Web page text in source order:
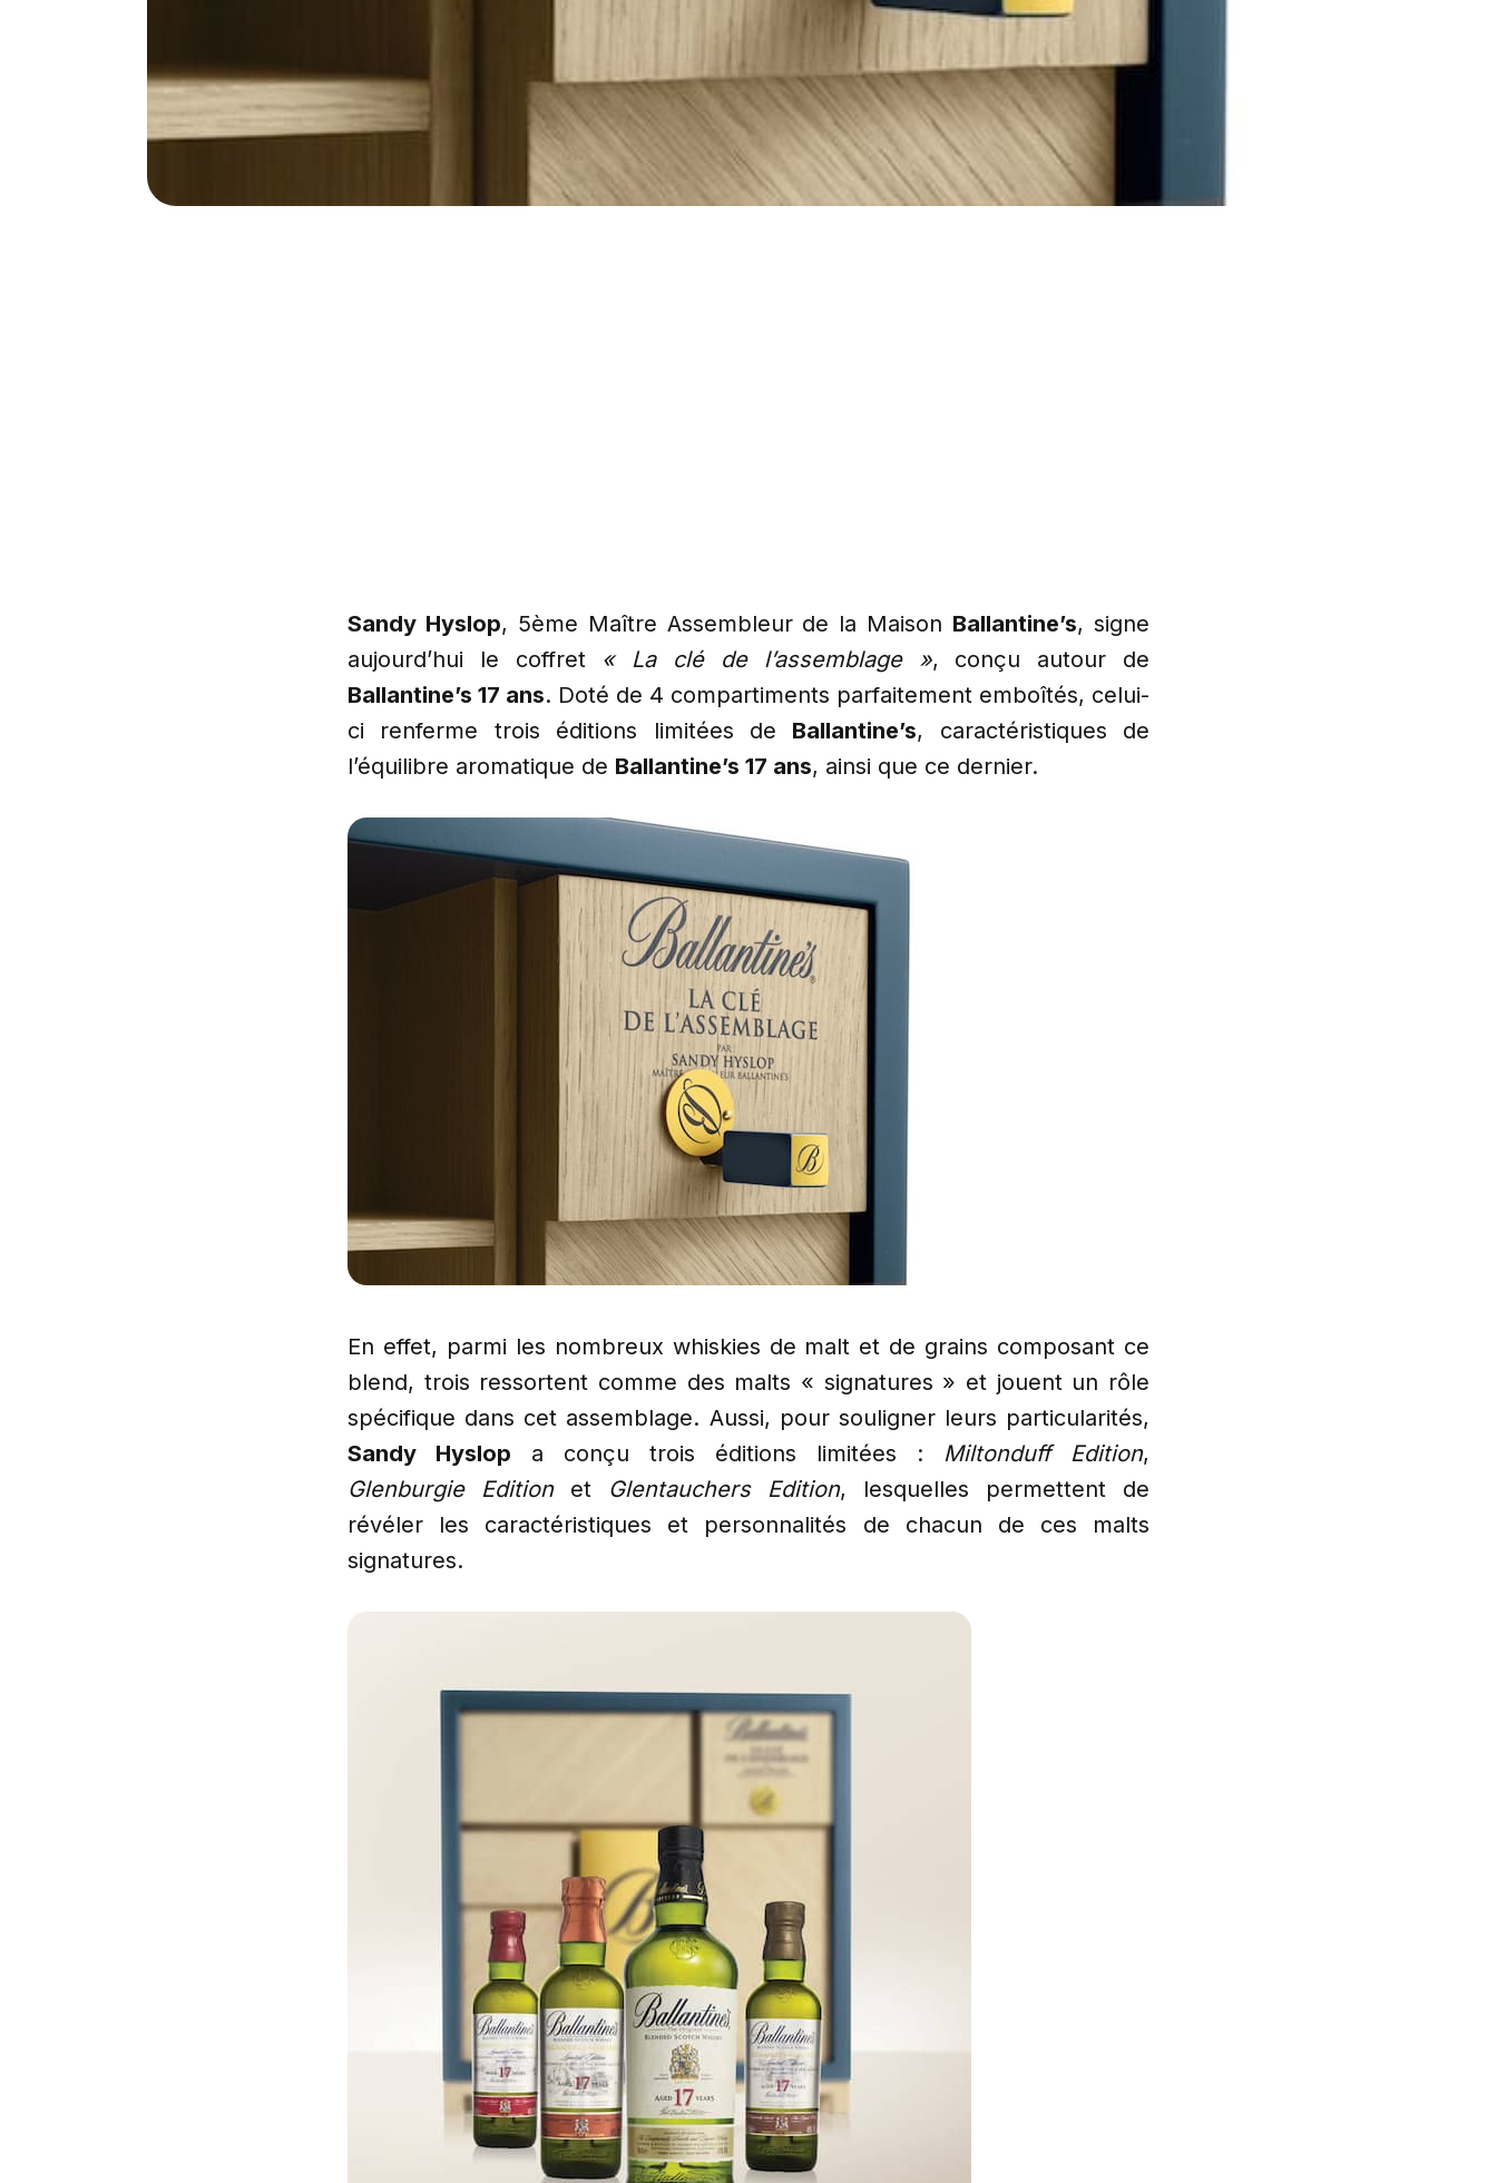
Sandy Hyslop, 5ème Maître Assembleur de la Maison Ballantine’s, signe
aujourd’hui le coffret « La clé de l’assemblage », conçu autour de
Ballantine’s 17 ans. Doté de 4 compartiments parfaitement emboîtés, celui-
ci renferme trois éditions limitées de Ballantine’s, caractéristiques de
l’équilibre aromatique de Ballantine’s 17 ans, ainsi que ce dernier.
En effet, parmi les nombreux whiskies de malt et de grains composant ce
blend, trois ressortent comme des malts « signatures » et jouent un rôle
spécifique dans cet assemblage. Aussi, pour souligner leurs particularités,
Sandy Hyslop a conçu trois éditions limitées : Miltonduff Edition,
Glenburgie Editionet Glentauchers Edition, lesquelles permettent de
révéler les caractéristiques et personnalités de chacun de ces malts
signatures.